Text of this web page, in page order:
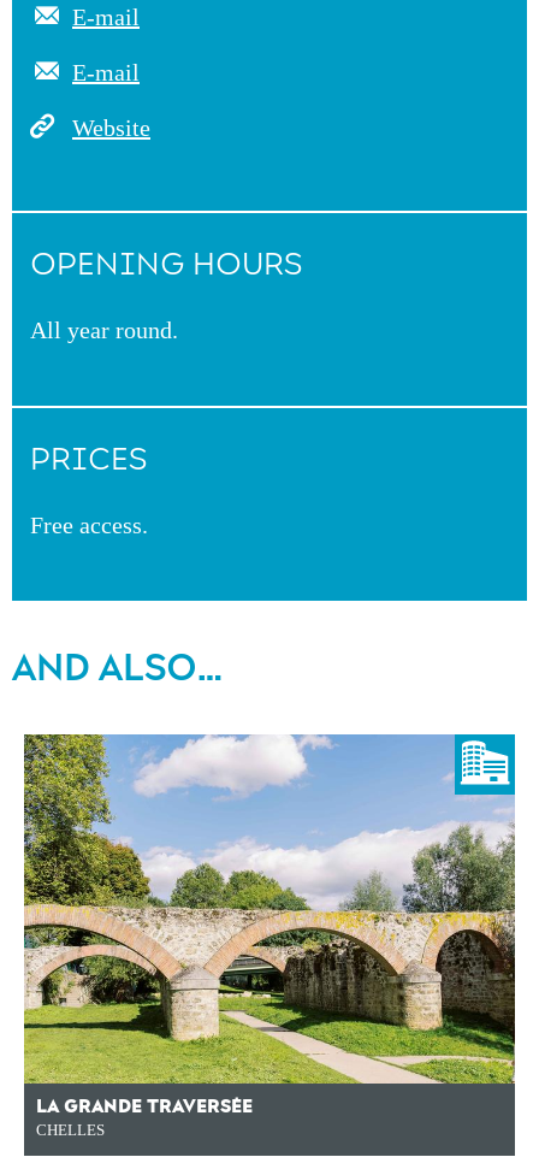
E-mail
E-mail
Website
OPENING HOURS
All year round.
PRICES
Free access.
AND ALSO…
LA GRANDE TRAVERSÉE
CHELLES